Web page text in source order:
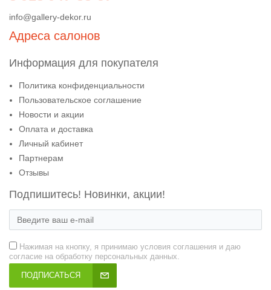
info@gallery-dekor.ru
Адреса салонов
Информация для покупателя
Политика конфиденциальности
Пользовательское соглашение
Новости и акции
Оплата и доставка
Личный кабинет
Партнерам
Отзывы
Подпишитесь! Новинки, акции!
Нажимая на кнопку, я принимаю условия соглашения и даю
согласие на обработку персональных данных.
ПОДПИСАТЬСЯ